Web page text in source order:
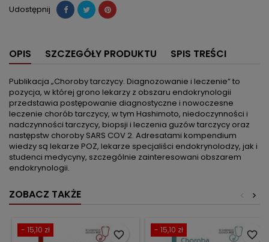
Udostępnij
OPIS SZCZEGÓŁY PRODUKTU SPIS TREŚCI
Publikacja „Choroby tarczycy. Diagnozowanie i leczenie” to
pozycja, w której grono lekarzy z obszaru endokrynologii
przedstawia postępowanie diagnostyczne i nowoczesne
leczenie chorób tarczycy, w tym Hashimoto, niedoczynności i
nadczynności tarczycy, biopsji i leczenia guzów tarczycy oraz
następstw choroby SARS COV 2. Adresatami kompendium
wiedzy są lekarze POZ, lekarze specjaliści endokrynolodzy, jak i
studenci medycyny, szczególnie zainteresowani obszarem
endokrynologii.
ZOBACZ TAKŻE >
<
- 15,10 zł favorite_border - 15,10 zł favorite_border